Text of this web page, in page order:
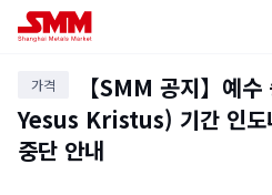
가격
【SMM 공지】예
Yesus Kristus) 기간 인도
중단 안내